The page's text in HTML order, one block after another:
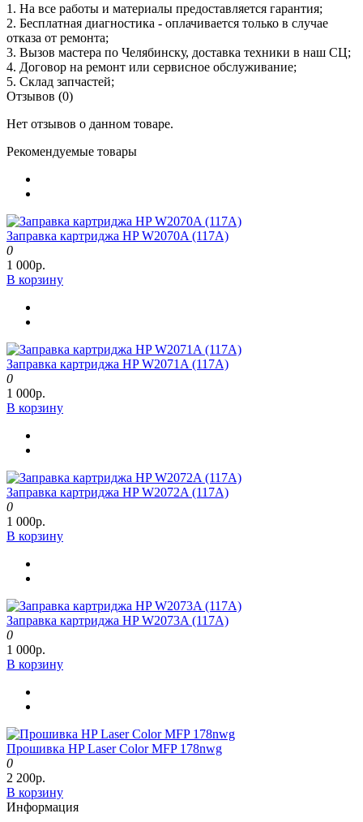
1. На все работы и материалы предоставляется гарантия;
2. Бесплатная диагностика - оплачивается только в случае
отказа от ремонта;
3. Вызов мастера по Челябинску, доставка техники в наш СЦ;
4. Договор на ремонт или сервисное обслуживание;
5. Склад запчастей;
Отзывов (0)
Нет отзывов о данном товаре.
Рекомендуемые товары
Заправка картриджа HP W2070A (117A)
0
1 000р.
В корзину
Заправка картриджа HP W2071A (117A)
0
1 000р.
В корзину
Заправка картриджа HP W2072A (117A)
0
1 000р.
В корзину
Заправка картриджа HP W2073A (117A)
0
1 000р.
В корзину
Прошивка HP Laser Color MFP 178nwg
0
2 200р.
В корзину
Информация